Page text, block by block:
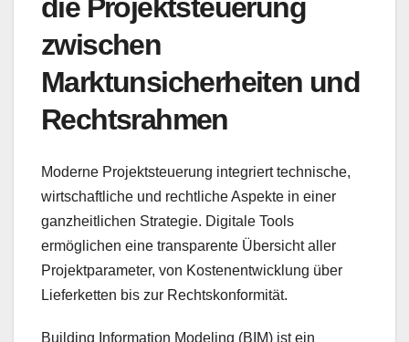
die Projektsteuerung
zwischen
Marktunsicherheiten und
Rechtsrahmen
Moderne Projektsteuerung integriert technische,
wirtschaftliche und rechtliche Aspekte in einer
ganzheitlichen Strategie. Digitale Tools
ermöglichen eine transparente Übersicht aller
Projektparameter, von Kostenentwicklung über
Lieferketten bis zur Rechtskonformität.
Building Information Modeling (BIM) ist ein